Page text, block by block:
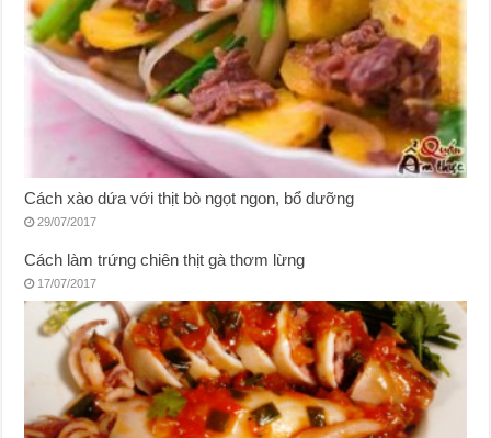
Cách xào dứa với thịt bò ngọt ngon, bổ dưỡng
29/07/2017
Cách làm trứng chiên thịt gà thơm lừng
17/07/2017